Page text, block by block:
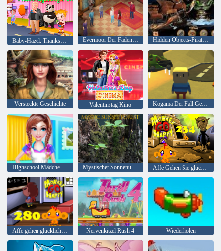
Evermoor Der Faden des Schicksals Hidden Objects-Piraten-Schatz
Versteckte Geschichte Valentinstag Kino Kogama Der Fall Geisterhaus
Highschool Mädchen Hausreinigung Mystischer Sonnenuntergang Wald Affe Gehen Sie glückliche Stufe 234
Affe gehen glücklich Stadium 280 Nervenkitzel Rush 4 Wiederholen